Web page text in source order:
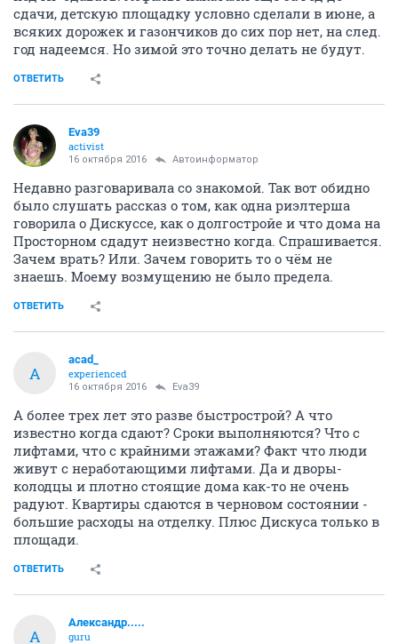
сдачи, детскую площадку условно сделали в июне, а
всяких дорожек и газончиков до сих пор нет, на след.
год надеемся. Но зимой это точно делать не будут.
ОТВЕТИТЬ
Eva39
activist
16 октября 2016 Автоинформатор
Недавно разговаривала со знакомой. Так вот обидно
было слушать рассказ о том, как одна риэлтерша
говорила о Дискуссе, как о долгостройе и что дома на
Просторном сдадут неизвестно когда. Спрашивается.
Зачем врать? Или. Зачем говорить то о чём не
знаешь. Моему возмущению не было предела.
ОТВЕТИТЬ
A
acad_
experienced
16 октября 2016 Eva39
А более трех лет это разве быстрострой? А что
известно когда сдают? Сроки выполняются? Что с
лифтами, что с крайними этажами? Факт что люди
живут с неработающими лифтами. Да и дворы-
колодцы и плотно стоящие дома как-то не очень
радуют. Квартиры сдаются в черновом состоянии -
большие расходы на отделку. Плюс Дискуса только в
площади.
ОТВЕТИТЬ
А
Александр.....
guru